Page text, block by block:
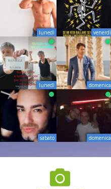
lunedì venerdì
lunedì domenica
sabato domenica